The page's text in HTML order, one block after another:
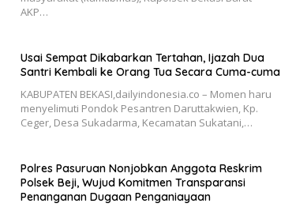
AKP…
Usai Sempat Dikabarkan Tertahan, Ijazah Dua
Santri Kembali ke Orang Tua Secara Cuma-cuma
KABUPATEN BEKASI,dailyindonesia.co – Momen haru
menyelimuti Pondok Pesantren Daruttakwien, Kp.
Ceger, Desa Sukadarma, Kecamatan Sukatani,…
Polres Pasuruan Nonjobkan Anggota Reskrim
Polsek Beji, Wujud Komitmen Transparansi
Penanganan Dugaan Penganiayaan